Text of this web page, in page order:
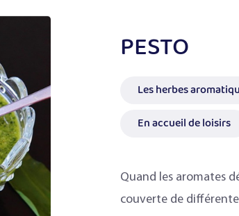
PESTO
Les herbes
En accueil de loisirs
Quand les aromates
couverte de